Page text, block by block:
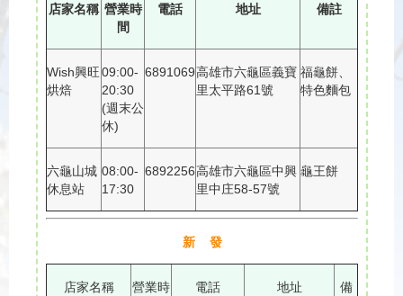
店家名稱 營業時
間
電話 地址 備註
Wish興旺
烘焙
09:00-
20:30
(週末公
休)
6891069高雄市六龜區義寶
里太平路61號
福龜餅、
特色麵包
六龜山城
休息站
08:00-
17:30
6892256高雄市六龜區中興
里中庄58-57號
龜王餅
新 發
店家名稱
營業時
電話 地址
備